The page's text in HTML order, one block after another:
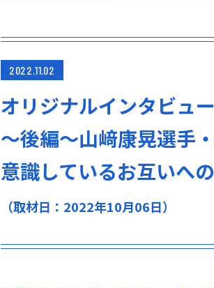
2022.11.02
オリジナルインタビュ
〜後編〜山﨑康晃選手
意識しているお互いへ
（取材日：2022年10月06日）